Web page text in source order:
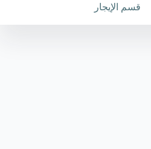
قسم الإيجار